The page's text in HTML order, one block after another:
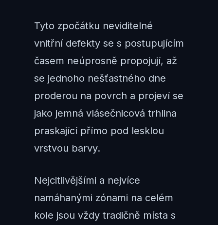
Tyto zpočátku neviditelné
vnitřní defekty se s postupujícím
časem neúprosně propojují, až
se jednoho nešťastného dne
proderou na povrch a projeví se
jako jemná vlásečnicová trhlina
praskající přímo pod lesklou
vrstvou barvy.
Nejcitlivějšími a nejvíce
namáhanými zónami na celém
kole jsou vždy tradičně místa s